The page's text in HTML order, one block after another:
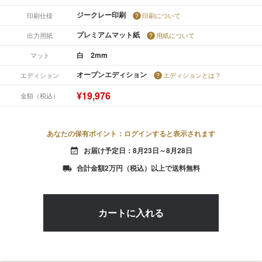
印刷仕様 ジークレー印刷 印刷について
出力用紙 プレミアムマット紙 用紙について
マット 白 2mm
エディション オープンエディション エディションとは？
金額（税込） ¥19,976
あなたの保有ポイント：ログインすると表示されます
event_available お届け予定日：8月23日～8月28日
local_shipping 合計金額2万円（税込）以上で送料無料